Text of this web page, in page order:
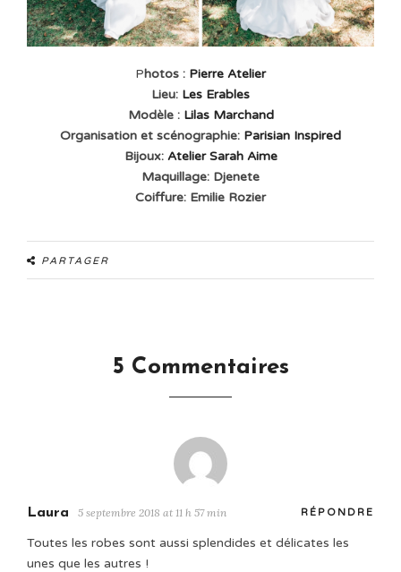
Photos : Pierre Atelier
Lieu: Les Erables
Modèle : Lilas Marchand
Organisation et scénographie: Parisian Inspired
Bijoux: Atelier Sarah Aime
Maquillage: Djenete
Coiffure: Emilie Rozier
PARTAGER
5 Commentaires
Laura 5 septembre 2018 at 11 h 57 min RÉPONDRE
Toutes les robes sont aussi splendides et délicates les
unes que les autres !